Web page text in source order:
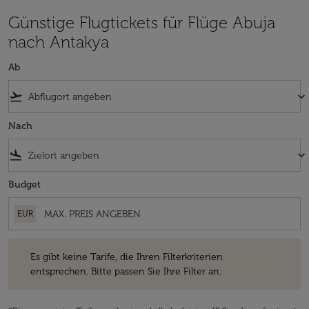
Günstige Flugtickets für Flüge Abuja
nach Antakya
Ab
flight_takeoff keyboard_arrow_down
Nach
flight_land keyboard_arrow_down
Budget
EUR
Es gibt keine Tarife, die Ihren Filterkriterien
entsprechen. Bitte passen Sie Ihre Filter an.